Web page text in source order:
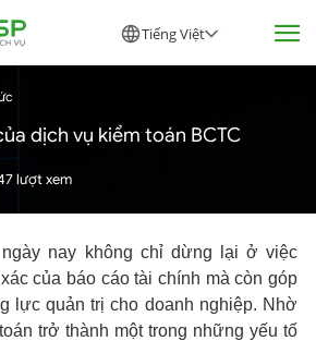
Tiếng Việt
dịch vụ kiểm toán BCTC
lượt xem
nay không chỉ dừng lại ở việc
của báo cáo tài chính mà còn góp
lực quản trị cho doanh nghiệp. Nhờ
trở thành một trong những yếu tố